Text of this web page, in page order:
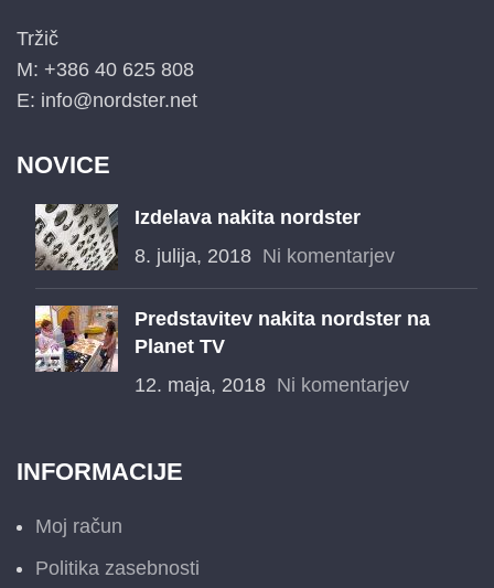
Tržič
M: +386 40 625 808
E: info@nordster.net
NOVICE
Izdelava nakita nordster
8. julija, 2018 Ni komentarjev
Predstavitev nakita nordster na
Planet TV
12. maja, 2018 Ni komentarjev
INFORMACIJE
Moj račun
Politika zasebnosti